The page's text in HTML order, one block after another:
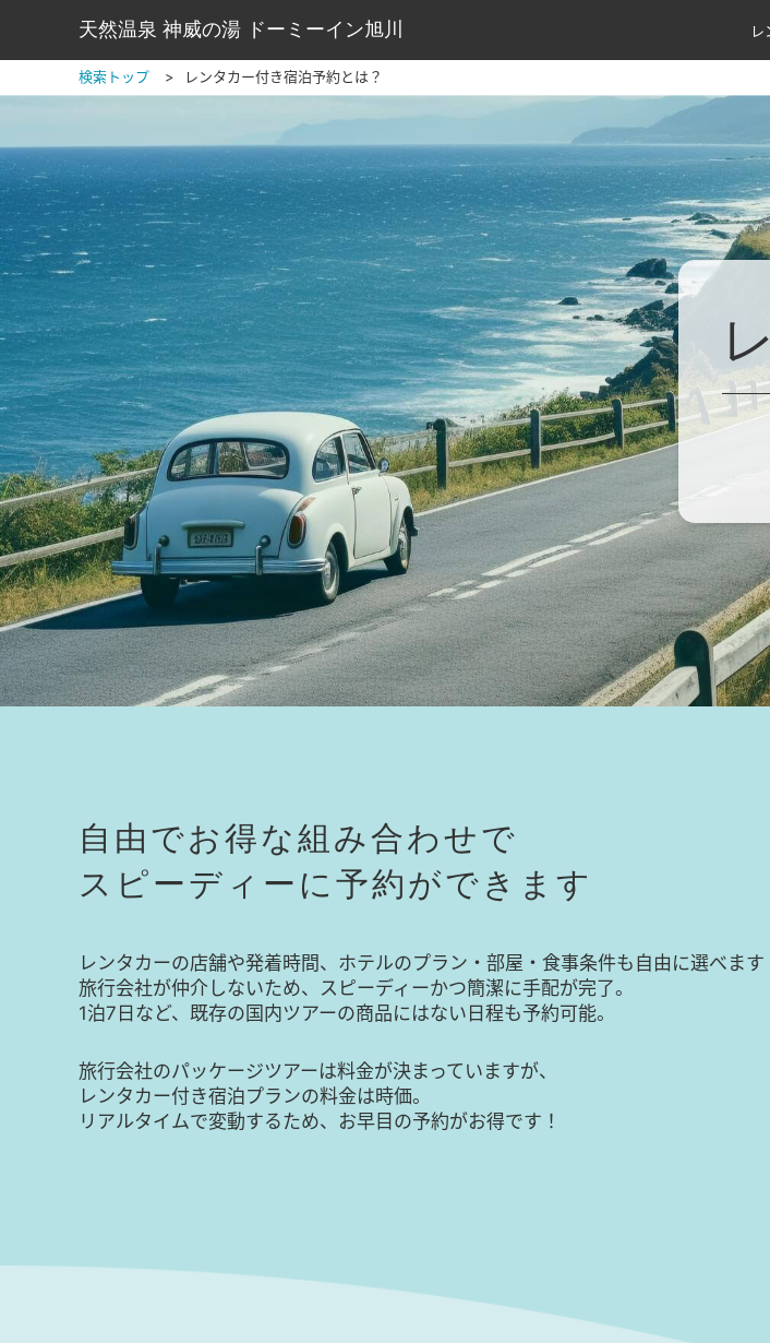
天然温泉 神威の湯 ドーミーイン旭川
検索トップ レンタカー付き宿泊予約とは？
自由でお得な組み合わせで
スピーディーに予約ができます
レンタカーの店舗や発着時間、ホテルのプラン・部屋・食事条件も自由に選べます
旅行会社が仲介しないため、スピーディーかつ簡潔に手配が完了。
1泊7日など、既存の国内ツアーの商品にはない日程も予約可能。
旅行会社のパッケージツアーは料金が決まっていますが、
レンタカー付き宿泊プランの料金は時価。
リアルタイムで変動するため、お早目の予約がお得です！